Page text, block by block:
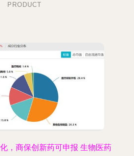
PRODUCT
，商保创新药可申报 生物医药